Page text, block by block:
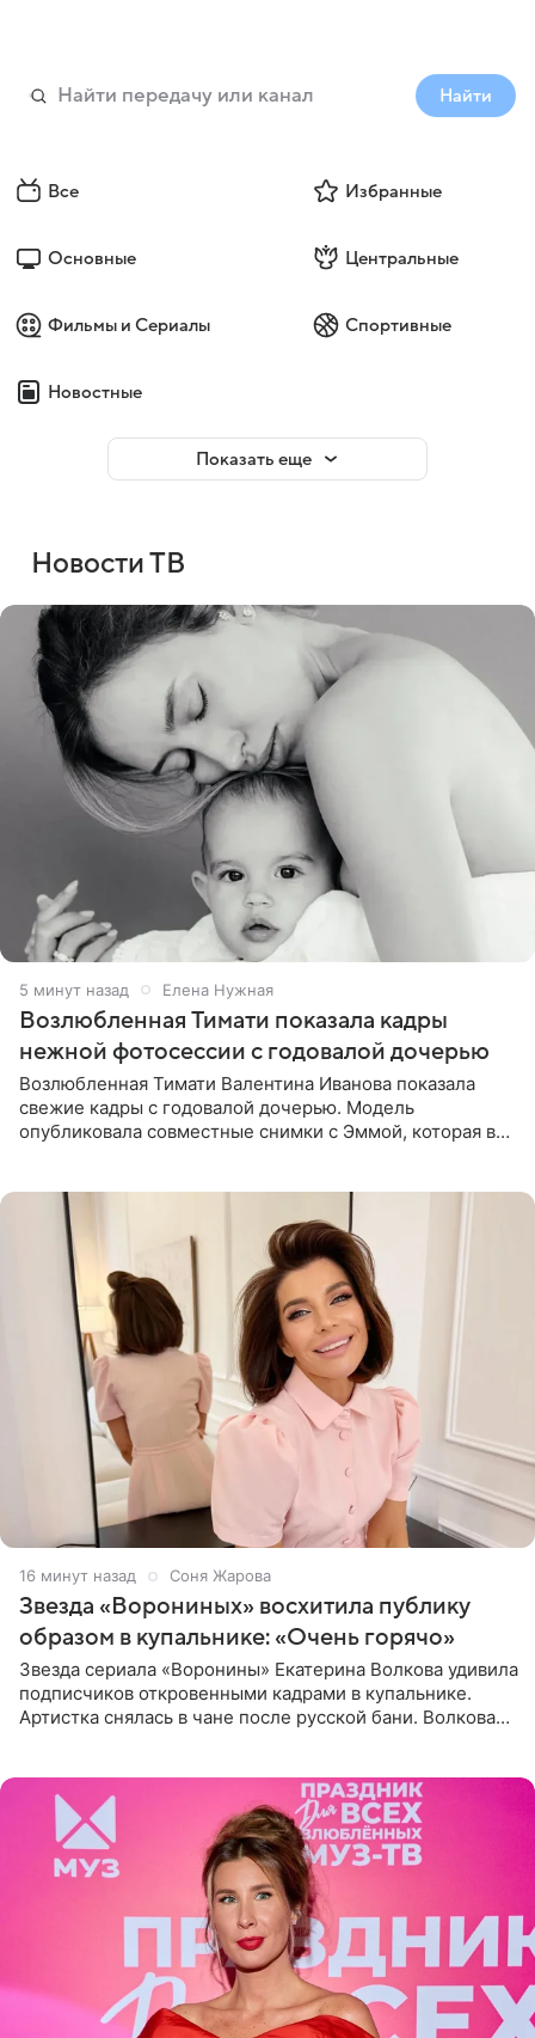
Найти
Все Избранные
Основные Центральные
Фильмы и Сериалы Спортивные
Новостные
Показать еще
Новости ТВ
6 минут назад Елена Нужная
Возлюбленная Тимати показала кадры
нежной фотосессии с годовалой дочерью
Возлюбленная Тимати Валентина Иванова показала
свежие кадры с годовалой дочерью. Модель
опубликовала совместные снимки с Эммой, которая в
17 минут назад Соня Жарова
Звезда «Ворониных» восхитила публику
образом в купальнике: «Очень горячо»
Звезда сериала «Воронины» Екатерина Волкова удивила
подписчиков откровенными кадрами в купальнике.
Артистка снялась в чане после русской бани. Волкова